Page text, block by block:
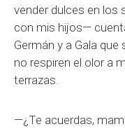
vender dulces en los
con mis hijos—
Germán y a Gala
no respiren el olor a
terrazas.
—¿Te acuerdas,